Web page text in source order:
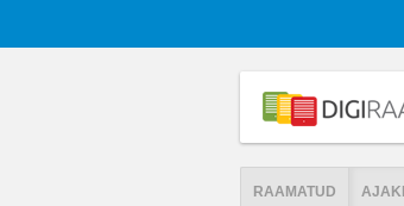
RAAMATUD